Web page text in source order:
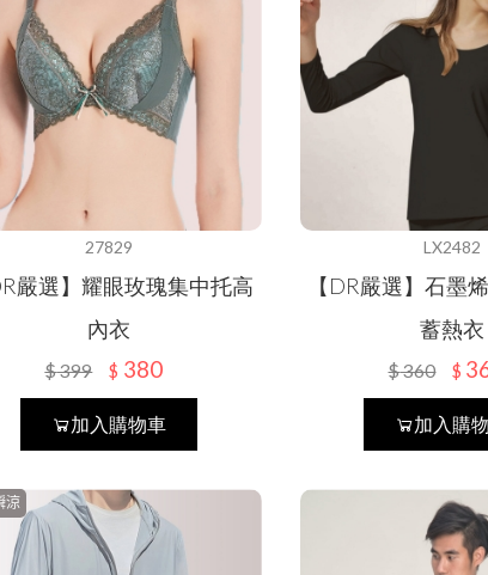
27829
嚴選】耀眼玫瑰集中托高
內衣
$399 $ 380
加入購物車
LX2482
【DR嚴選】石墨
蓄熱衣
$360 $
加入購
涼